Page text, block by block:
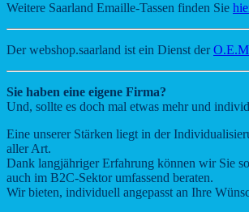
Weitere Saarland Emaille-Tassen finden Sie
Der webshop.saarland ist ein Dienst der
Sie haben eine eigene Firma?
Und, sollte es doch mal etwas mehr und
Eine unserer Stärken liegt in der
aller Art.
Dank langjähriger Erfahrung können wir Sie
auch im B2C-Sektor umfassend beraten.
Wir bieten, individuell angepasst an Ihre